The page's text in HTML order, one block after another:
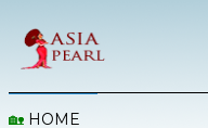
🏡 HOME